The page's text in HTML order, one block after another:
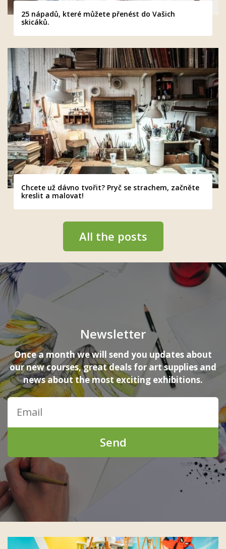
25 nápadů, které můžete přenést do Vašich
skicáků.
Chcete už dávno tvořit? Pryč se strachem, začněte
kreslit a malovat!
All the posts
Newsletter
Once a month we will send you updates about
our new courses, great deals for art supplies and
news about the most exciting exhibitions.
Send